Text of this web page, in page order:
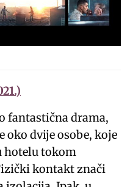
fantastična drama,
oko dvije osobe, koje
hotelu tokom
kontakt znači